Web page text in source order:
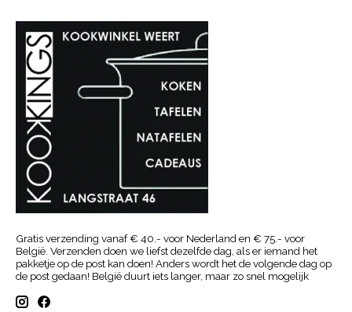
Gratis verzending vanaf € 40.- voor Nederland en € 75.- voor
België. Verzenden doen we liefst dezelfde dag, als er iemand het
pakketje op de post kan doen! Anders wordt het de volgende dag op
de post gedaan! België duurt iets langer, maar zo snel mogelijk